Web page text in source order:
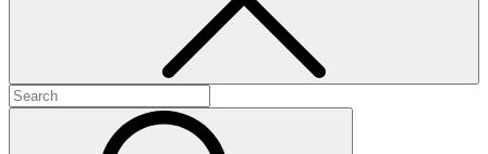
Search
for: